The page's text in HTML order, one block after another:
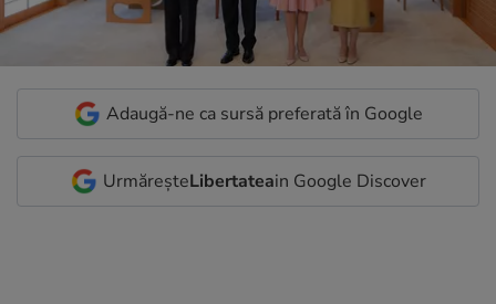
Adaugă-ne ca sursă preferată în Google
UrmăreșteLibertateain Google Discover